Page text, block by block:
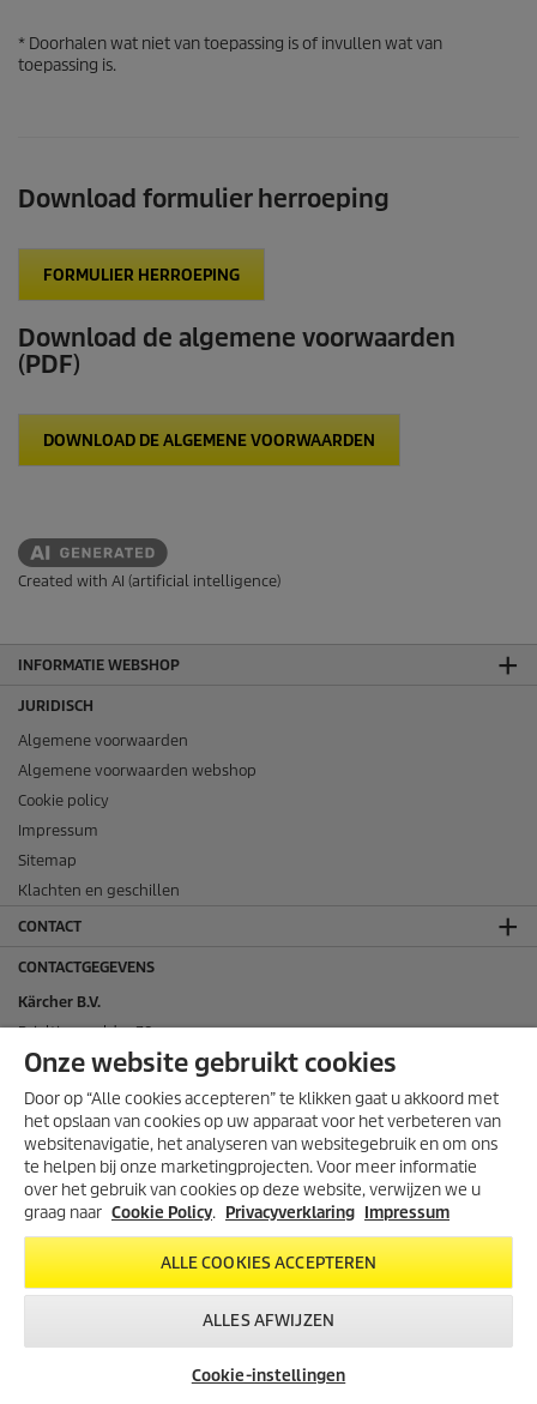
* Doorhalen wat niet van toepassing is of invullen wat van
toepassing is.
Download formulier herroeping
FORMULIER HERROEPING
Download de algemene voorwaarden
(PDF)
DOWNLOAD DE ALGEMENE VOORWAARDEN
Created with AI (artificial intelligence)
INFORMATIE WEBSHOP
JURIDISCH
Algemene voorwaarden
Algemene voorwaarden webshop
Cookie policy
Impressum
Sitemap
Klachten en geschillen
CONTACT
CONTACTGEGEVENS
Kärcher B.V.
Brieltjenspolder 38
4921 PJ Made
Tel: 088-3400700
E-mail: info.nl@karcher.com
KvK nummer: 17055158
SELLER RATING
Onze website gebruikt cookies
Door op “Alle cookies accepteren” te klikken gaat u akkoord met
het opslaan van cookies op uw apparaat voor het verbeteren van
websitenavigatie, het analyseren van websitegebruik en om ons
te helpen bij onze marketingprojecten. Voor meer informatie
over het gebruik van cookies op deze website, verwijzen we u
graag naar Cookie Policy. Privacyverklaring Impressum
ALLE COOKIES ACCEPTEREN
ALLES AFWIJZEN
Cookie-instellingen